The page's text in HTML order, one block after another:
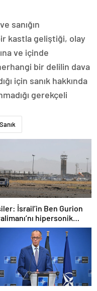
sanığın
kastla geliştiği, olay
ve içinde
bir delilin dava
için sanık hakkında
gerekçeli
Sanık
İsrail’in Ben Gurion
hipersonik
hedef aldık